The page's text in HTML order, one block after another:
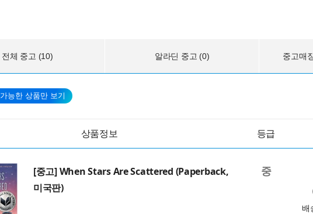
전체 중고 (10) 알라딘 중고 (0) 중고매
가능한 상품만 보기
상품정보 등급
[중고] When Stars Are Scattered (Paperback,
미국판)
중
배